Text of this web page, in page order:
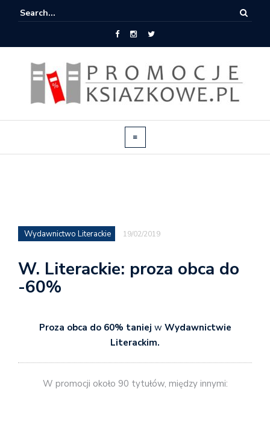
Wydawnictwo Literackie 19/02/2019
W. Literackie: proza obca do
-60%
Proza obca do 60% taniej w Wydawnictwie
Literackim.
W promocji około 90 tytułów, między innymi: